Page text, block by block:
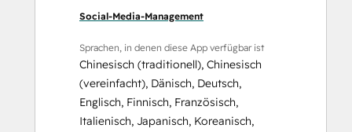
Social-Media-Management
Sprachen, in denen diese App verfügbar ist
Chinesisch (traditionell), Chinesisch
(vereinfacht), Dänisch, Deutsch,
Englisch, Finnisch, Französisch,
Italienisch, Japanisch, Koreanisch,